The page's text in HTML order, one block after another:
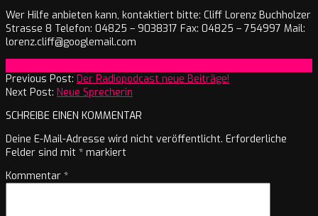
Wer Hilfe anbieten kann, kontaktiert bitte: Cliff Lorenz Buchholzer
Strasse 8 Telefon: 04825 – 9038317 Fax: 04825 – 754997 Mail:
lorenz.cliff@googlemail.com
03-
19
Previous Post: Der Radiopodcast neue Beiträge!
Next Post: Neue Sprecherin
SCHREIBE EINEN KOMMENTAR
Deine E-Mail-Adresse wird nicht veröffentlicht. Erforderliche
Felder sind mit * markiert
Kommentar *